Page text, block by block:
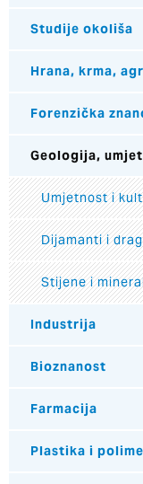
Studije okoliša
Hrana, krma,
Forenzička
Geologija,
Umjetnost i
Dijamanti i
Stijene i
Industrija
Bioznanost
Farmacija
Plastika i